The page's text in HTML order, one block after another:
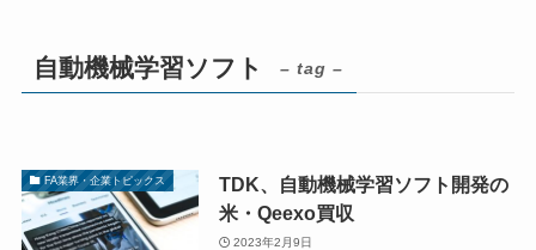
自動機械学習ソフト – tag –
FA業界・企業トピックス
TDK、自動機械学習ソフト開発の
米・Qeexo買収
2023年2月9日